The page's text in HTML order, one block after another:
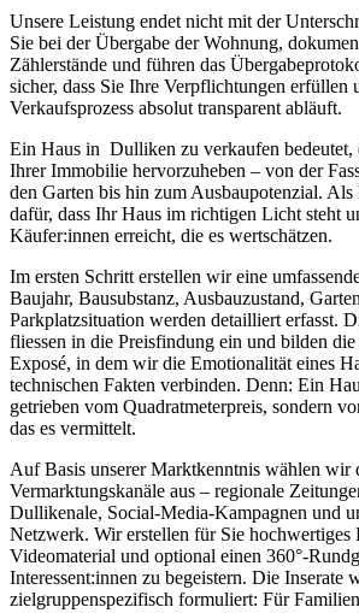
Unsere Leistung endet nicht mit der
Sie bei der Übergabe der Wohnung,
Zählerstände und führen das
sicher, dass Sie Ihre Verpflichtungen erfüllen
Verkaufsprozess absolut transparent abläuft.
Ein Haus in Dulliken zu verkaufen
Ihrer Immobilie hervorzuheben – von der
den Garten bis hin zum Ausbaupotenzial.
dafür, dass Ihr Haus im richtigen Licht steht
Käufer:innen erreicht, die es wertschätzen.
Im ersten Schritt erstellen wir eine
Baujahr, Bausubstanz, Ausbauzustand,
Parkplatzsituation werden detailliert erfasst.
fliessen in die Preisfindung ein und bilden
Exposé, in dem wir die Emotionalität eines
technischen Fakten verbinden. Denn: Ein
getrieben vom Quadratmeterpreis, sondern
das es vermittelt.
Auf Basis unserer Marktkenntnis wählen wir
Vermarktungskanäle aus – regionale
Dullikenale, Social-Media-Kampagnen und
Netzwerk. Wir erstellen für Sie hochwertiges
Videomaterial und optional einen 360°-
Interessent:innen zu begeistern. Die Inserate
zielgruppenspezifisch formuliert: Für